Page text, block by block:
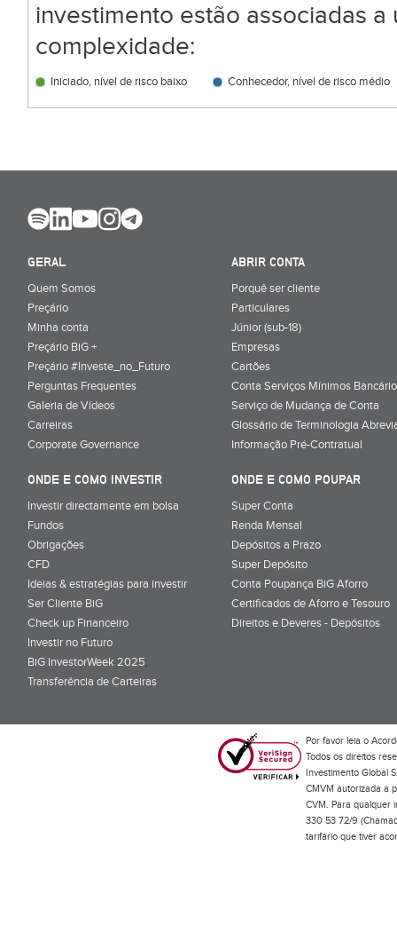
investimento estão associadas
complexidade:
Iniciado, nível de risco baixo Conhecedor, nível de risco médio
GERAL
Quem Somos
Preçário
Minha conta
Preçário BiG +
Preçário #Investe_no_Futuro
Perguntas Frequentes
Galeria de Vídeos
Carreiras
Corporate Governance
ABRIR CONTA
Porquê ser cliente
Particulares
Júnior (sub-18)
Empresas
Cartões
Conta Serviços Mínimos
Serviço de Mudança de Conta
Glossário de Terminologia
Informação Pré-Contratual
ONDE E COMO INVESTIR
Investir directamente em bolsa
Fundos
Obrigações
CFD
Ideias & estratégias para investir
Ser Cliente BiG
Check up Financeiro
Investir no Futuro
BiG InvestorWeek 2025;
Transferência de Carteiras;
ONDE E COMO POUPAR
Super Conta
Renda Mensal
Depósitos a Prazo
Super Depósito
Conta Poupança BiG Aforro
Certificados de Aforro e Tesouro
Direitos e Deveres - Depósitos
Por favor leia o
Todos os direitos
Investimento Global
CMVM autorizada a
CVM. Para qualquer
330 53 72/9
tarifário que tiver